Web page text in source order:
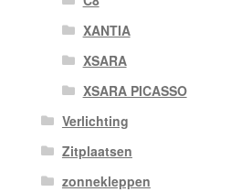
XANTIA
XSARA
XSARA PICASSO
Verlichting
Zitplaatsen
zonnekleppen